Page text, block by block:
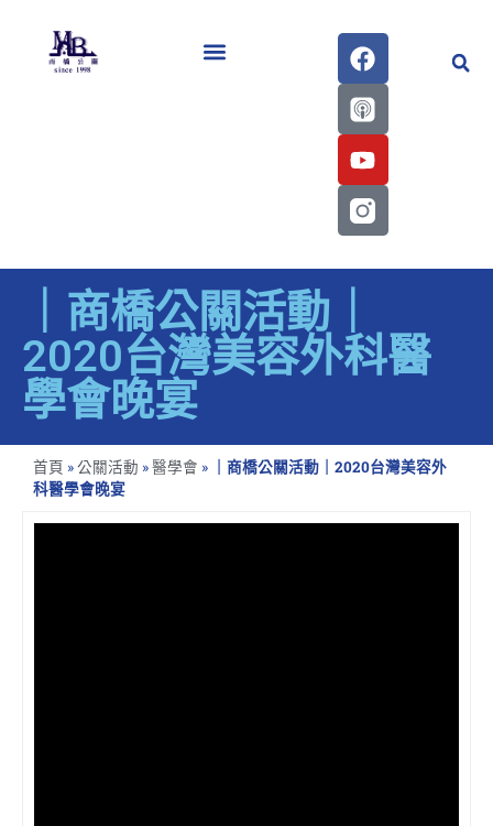
｜商橋公關活動｜
2020台灣美容外科醫
學會晚宴
首頁 »公關活動 »醫學會 »
｜商橋公關活動｜2020台灣美容外
科醫學會晚宴